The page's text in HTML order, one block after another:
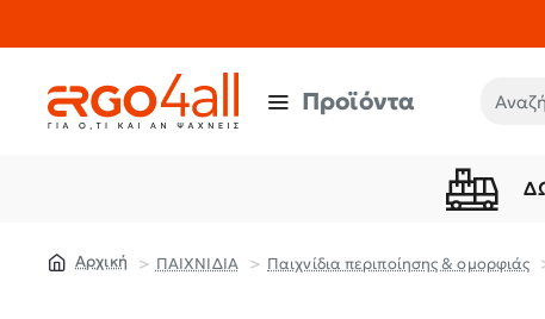
Προϊόντα
ΠΑΙΧΝΙΔΙΑ Παιχνίδια περιποίησης & ομορφιάς